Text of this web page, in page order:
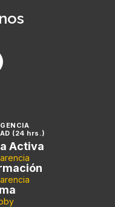
(24 hrs.)
Activa